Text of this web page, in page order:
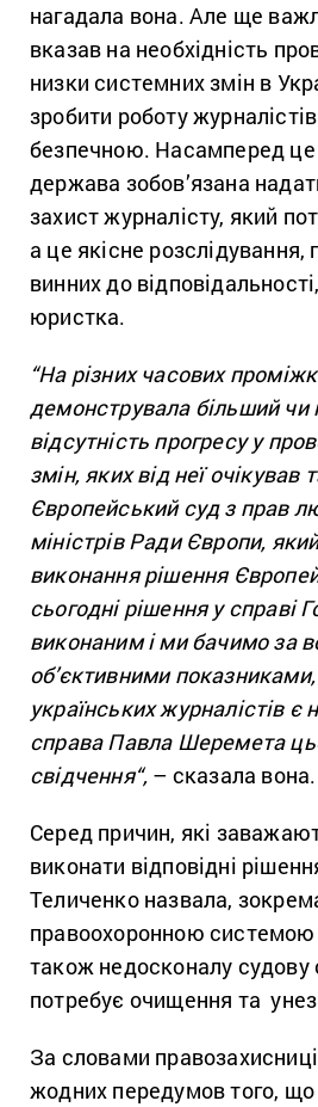
нагадала вона. Але ще
вказав на необхідність
низки системних змін в
зробити роботу
безпечною. Насамперед
держава зобов’язана
захист журналісту, який
а це якісне розслідування,
винних до
юристка.
“На різних часових
демонструвала більший
відсутність прогресу у
змін, яких від неї очікував
Європейський суд з прав
міністрів Ради Європи,
виконання рішення
сьогодні рішення у справі
виконаним і ми бачимо за
об’єктивними
українських журналістів
справа Павла Шеремета
свідчення“, – сказала вона.
Серед причин, які
виконати відповідні
Теличенко назвала,
правоохоронною системою
також недосконалу судову
потребує очищення та
За словами
жодних передумов того, що